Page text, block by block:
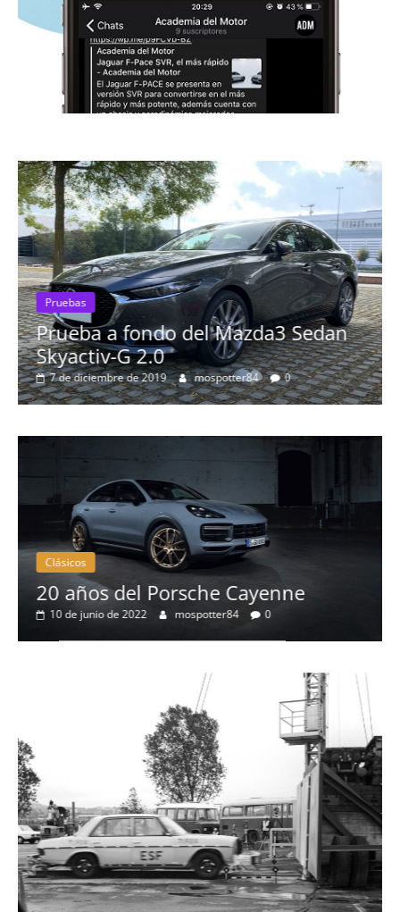
a fondo del Mazda3 Sedan
G 2.0
7 de diciembre de 2019 mospotter84 0
más
8 de
Clásicos
20 años del Porsche Cayenne
10 de junio de 2022 mospotter84